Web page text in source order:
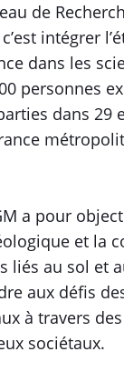
de
intégrer
dans les
personnes
dans 29
a pour
et la
liés au sol et
aux défis
à travers
sociétaux.